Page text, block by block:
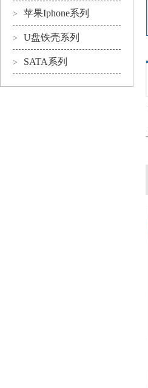
> 苹果Iphone系列
> U盘铁壳系列
> SATA系列